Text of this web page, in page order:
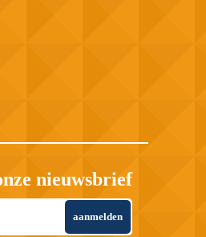
nieuwsbrief
aanmelden